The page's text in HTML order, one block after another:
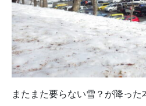
またまた要らない雪？が降った